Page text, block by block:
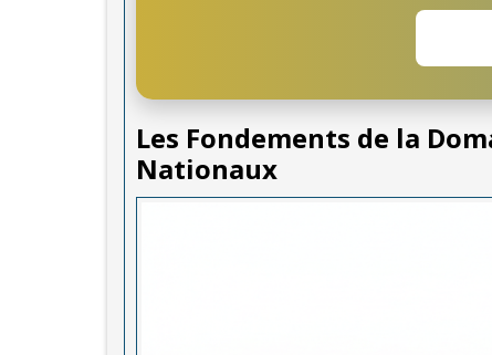
Les Fondements de la
Nationaux